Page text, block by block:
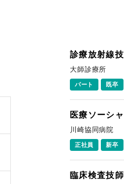
診療放射線
大師診療所
パート 既卒
医療ソーシ
川崎協同病院
正社員 新卒
臨床検査技師